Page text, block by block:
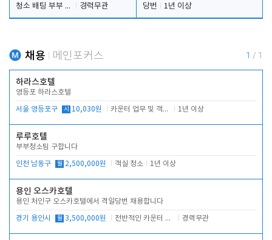
청소 배팅 부부 구합니다
경력무관
당번
1년 이상
채용 메인포커스 1 / 1
하라스호텔
영등포 하라스호텔
서울 영등포구 시 10,030원 카운터 업무 및 객실관리(청소상태 확인, 객실판매) 1년 이상
루루호텔
부부청소팀 구합니다
인천 남동구 월 2,500,000원 객실 청소 1년 이상
용인 오스카호텔
용인 처인구 오스카호텔에서 격일당번 채용합니다
경기 용인시 월 3,500,000원 전반적인 카운터 업무 경력무관